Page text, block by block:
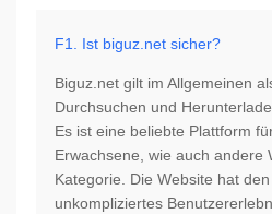
F1. Ist biguz.net sicher?
Biguz.net gilt im Allgemeinen
Durchsuchen und
Es ist eine beliebte Plattform
Erwachsene, wie auch andere
Kategorie. Die Website hat
unkompliziertes